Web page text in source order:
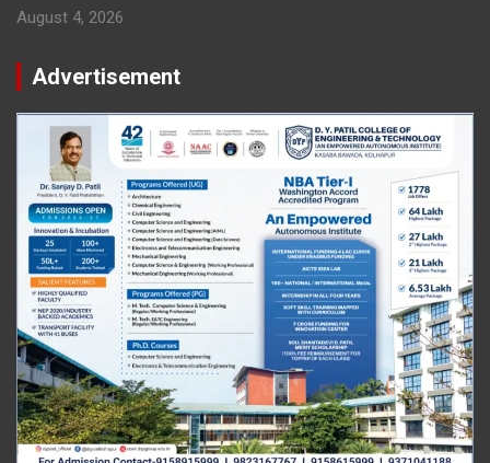
August 4, 2026
Advertisement